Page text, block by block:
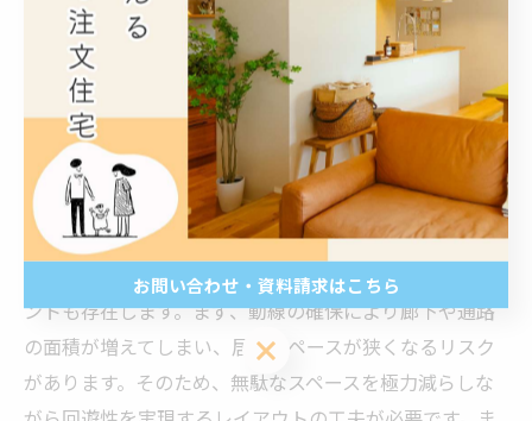
ら、注文住宅の設計段階で専門家と相談し、自分たちの
生活スタイルにぴったりの動線を作り上げていくことが
大切です。
回遊動線を設計する際の注意点とポイント
回遊動線の設計はメリットが多い反面、注意すべきポイ
ントも存在します。まず、動線の確保により廊下や通路
の面積が増えてしまい、居室スペースが狭くなるリスク
があります。そのため、無駄なスペースを極力減らしな
お問い合わせ・資料請求はこちら
お問い合わせ・資料請求はこちら